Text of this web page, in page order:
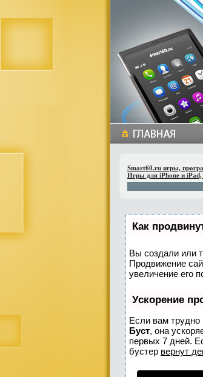
Smart60.ru игры,
Игры для iPhone и iPad,
Как
Вы создали или
Продвижение
увеличение его
Ускорение
Если вам трудно
Буст, она
первых 7 дней.
бустер вернут